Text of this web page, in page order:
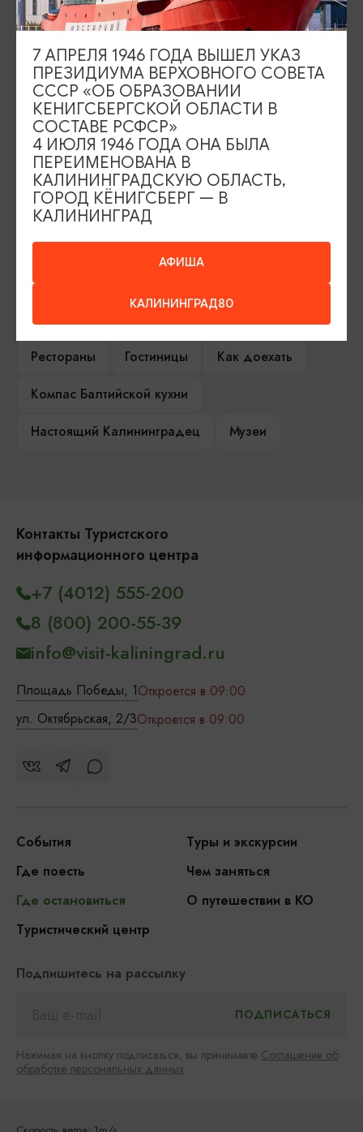
Багратионовск
ИЩИТЕ ТАКЖЕ НА НАШЕМ САЙТЕ
Серебряное ожерелье
Электронная виза
Туры и экскурсии
Афиша мероприятий
Сувениры
Гостевая книга
Гиды и экскурсоводы
Достопримечательности
Рестораны
Гостиницы
Как доехать
Компас Балтийской кухни
Настоящий Калининградец
Музеи
Контакты Туристского
информационного центра
Площадь Победы, 1Откроется в 09:00
ул. Октябрьская, 2/3Откроется в 09:00
+7 (4012) 555-200
8 (800) 200-55-39
info@visit-kaliningrad.ru
События
Туры и экскурсии
Где поесть
Чем заняться
Где остановиться
О путешествии в КО
Туристический центр
Подпишитесь на рассылку
Нажимая на кнопку подписаться, вы принимаете Соглашение об
обработке персональных данных
АФИША
КАЛИНИНГРАД80
7 АПРЕЛЯ 1946 ГОДА ВЫШЕЛ УКАЗ
ПРЕЗИДИУМА ВЕРХОВНОГО СОВЕТА
СССР «ОБ ОБРАЗОВАНИИ
КЕНИГСБЕРГСКОЙ ОБЛАСТИ В
СОСТАВЕ РСФСР»
4 ИЮЛЯ 1946 ГОДА ОНА БЫЛА
ПЕРЕИМЕНОВАНА В
КАЛИНИНГРАДСКУЮ ОБЛАСТЬ,
ГОРОД КЁНИГСБЕРГ — В
КАЛИНИНГРАД